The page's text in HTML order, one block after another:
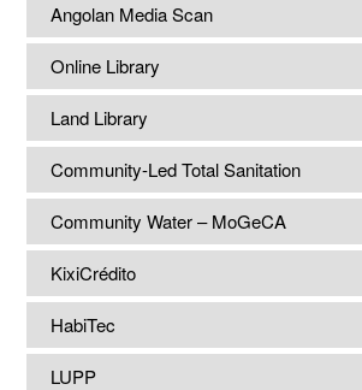
Angolan Media Scan
Online Library
Land Library
Community-Led Total Sanitation
Community Water – MoGeCA
KixiCrédito
HabiTec
LUPP